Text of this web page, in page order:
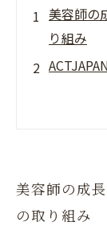
美容師の
り組み
美容師
ークバラ
美容師の成
の取り組み